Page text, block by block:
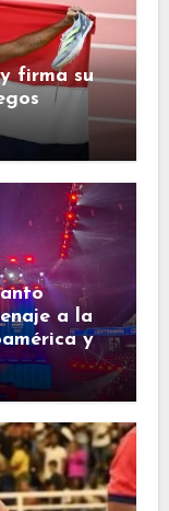
firma su
a la
y